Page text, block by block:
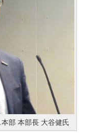
部 本部長 大谷健氏